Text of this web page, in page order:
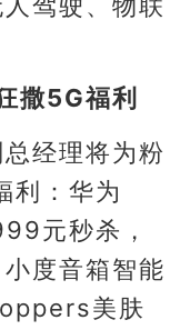
撒5G福利
经理将为粉
利：华为
元秒杀，
度音箱智能
美肤